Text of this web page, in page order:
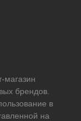
магазин
брендов.
в
на